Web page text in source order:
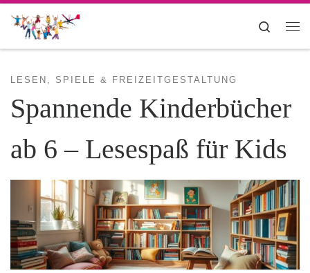
Zum Inhalt springen
Search
LESEN, SPIELE & FREIZEITGESTALTUNG
Spannende Kinderbücher
ab 6 – Lesespaß für Kids